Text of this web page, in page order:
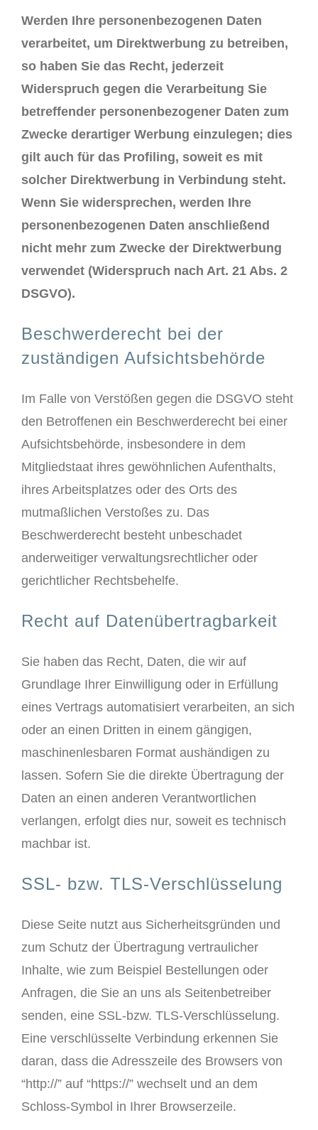
Werden Ihre personenbezogenen Daten
verarbeitet, um Direktwerbung zu betreiben,
so haben Sie das Recht, jederzeit
Widerspruch gegen die Verarbeitung Sie
betreffender personenbezogener Daten zum
Zwecke derartiger Werbung einzulegen; dies
gilt auch für das Profiling, soweit es mit
solcher Direktwerbung in Verbindung steht.
Wenn Sie widersprechen, werden Ihre
personenbezogenen Daten anschließend
nicht mehr zum Zwecke der Direktwerbung
verwendet (Widerspruch nach Art. 21 Abs. 2
DSGVO).
Beschwerderecht bei der
zuständigen Aufsichtsbehörde
Im Falle von Verstößen gegen die DSGVO steht
den Betroffenen ein Beschwerderecht bei einer
Aufsichtsbehörde, insbesondere in dem
Mitgliedstaat ihres gewöhnlichen Aufenthalts,
ihres Arbeitsplatzes oder des Orts des
mutmaßlichen Verstoßes zu. Das
Beschwerderecht besteht unbeschadet
anderweitiger verwaltungsrechtlicher oder
gerichtlicher Rechtsbehelfe.
Recht auf Datenübertragbarkeit
Sie haben das Recht, Daten, die wir auf
Grundlage Ihrer Einwilligung oder in Erfüllung
eines Vertrags automatisiert verarbeiten, an sich
oder an einen Dritten in einem gängigen,
maschinenlesbaren Format aushändigen zu
lassen. Sofern Sie die direkte Übertragung der
Daten an einen anderen Verantwortlichen
verlangen, erfolgt dies nur, soweit es technisch
machbar ist.
SSL- bzw. TLS-Verschlüsselung
Diese Seite nutzt aus Sicherheitsgründen und
zum Schutz der Übertragung vertraulicher
Inhalte, wie zum Beispiel Bestellungen oder
Anfragen, die Sie an uns als Seitenbetreiber
senden, eine SSL-bzw. TLS-Verschlüsselung.
Eine verschlüsselte Verbindung erkennen Sie
daran, dass die Adresszeile des Browsers von
“http://” auf “https://” wechselt und an dem
Schloss-Symbol in Ihrer Browserzeile.